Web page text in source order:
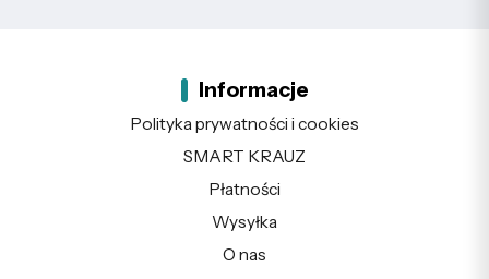
Informacje
Polityka prywatności i cookies
SMART KRAUZ
Płatności
Wysyłka
O nas